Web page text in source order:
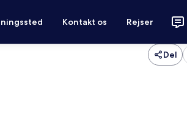
Kontakt os Rejser
Del